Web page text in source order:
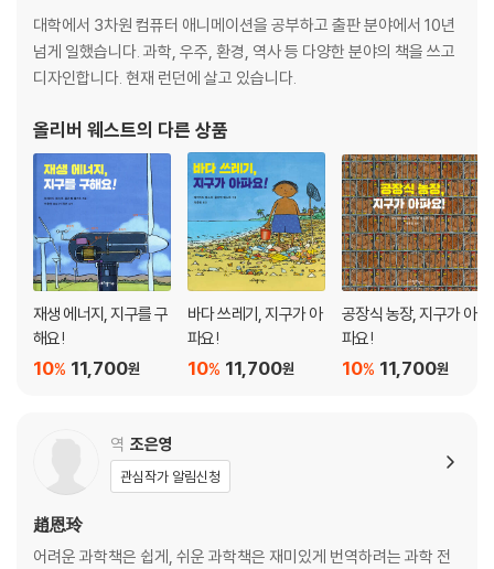
대학에서 3차원 컴퓨터 애니메이션을 공부하고 출판 분야에서 10년
넘게 일했습니다. 과학, 우주, 환경, 역사 등 다양한 분야의 책을 쓰고
디자인합니다. 현재 런던에 살고 있습니다.
올리버 웨스트의 다른 상품
재생 에너지, 지구를 구
해요!
11,700원
10%
바다 쓰레기, 지구가 아
파요!
11,700원
10%
공장식 농장, 지구가 아
파요!
11,700원
10%
역 조은영
관심작가 알림신청
趙恩玲
어려운 과학책은 쉽게, 쉬운 과학책은 재미있게 번역하려는 과학 전